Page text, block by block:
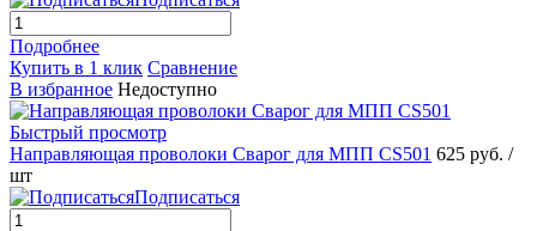
Подробнее
Купить в 1 клик Сравнение
В избранное Недоступно
Быстрый просмотр
Направляющая проволоки Сварог для МПП CS501 625 руб. /
шт
Подписаться